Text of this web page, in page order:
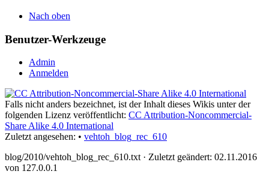
Nach oben
Benutzer-Werkzeuge
Admin
Anmelden
Falls nicht anders bezeichnet, ist der Inhalt dieses Wikis unter der
folgenden Lizenz veröffentlicht: CC Attribution-Noncommercial-
Share Alike 4.0 International
Zuletzt angesehen: • vehtoh_blog_rec_610
blog/2010/vehtoh_blog_rec_610.txt· Zuletzt geändert: 02.11.2016
von 127.0.0.1